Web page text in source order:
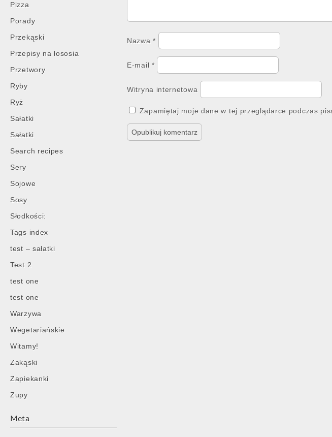
Pizza
Porady
Przekąski
Przepisy na łososia
Przetwory
Ryby
Ryż
Sałatki
Sałatki
Search recipes
Sery
Sojowe
Sosy
Słodkości:
Tags index
test – sałatki
Test 2
test one
test one
Warzywa
Wegetariańskie
Witamy!
Zakąski
Zapiekanki
Zupy
Meta
Nazwa*
E-mail *
Witryna internetowa
Zapamiętaj moje dane w tej przeglądarce podczas